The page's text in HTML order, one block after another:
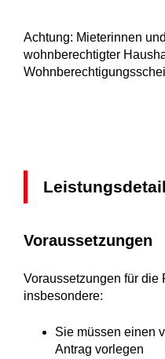
Achtung: Mieterinnen
wohnberechtigter
Voraussetzungen
Voraussetzungen für die
insbesondere:
Sie müssen einen
Antrag vorlegen